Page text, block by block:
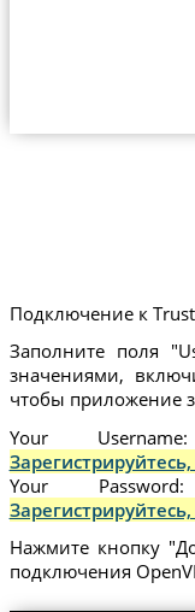
Подключение к
Заполните поля
значениями,
чтобы приложение
Your
Your
Нажмите кнопку
подключения